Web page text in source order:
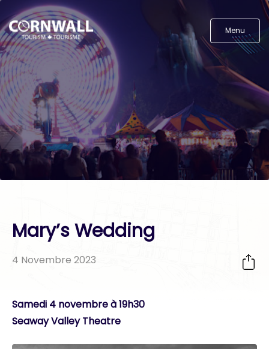
Menu
Mary’s Wedding
4 Novembre 2023
Samedi 4 novembre à 19h30
Seaway Valley Theatre